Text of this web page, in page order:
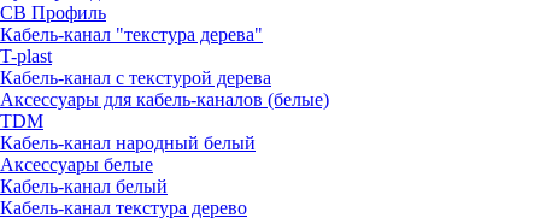
СВ Профиль
Кабель-канал "текстура дерева"
T-plast
Кабель-канал с текстурой дерева
Аксессуары для кабель-каналов (белые)
TDM
Кабель-канал народный белый
Аксессуары белые
Кабель-канал белый
Кабель-канал текстура дерево